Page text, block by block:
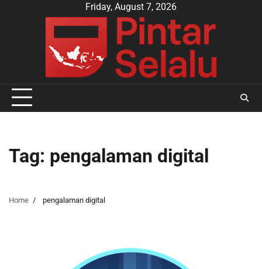
Friday, August 7, 2026
Tag: pengalaman digital
Home pengalaman digital